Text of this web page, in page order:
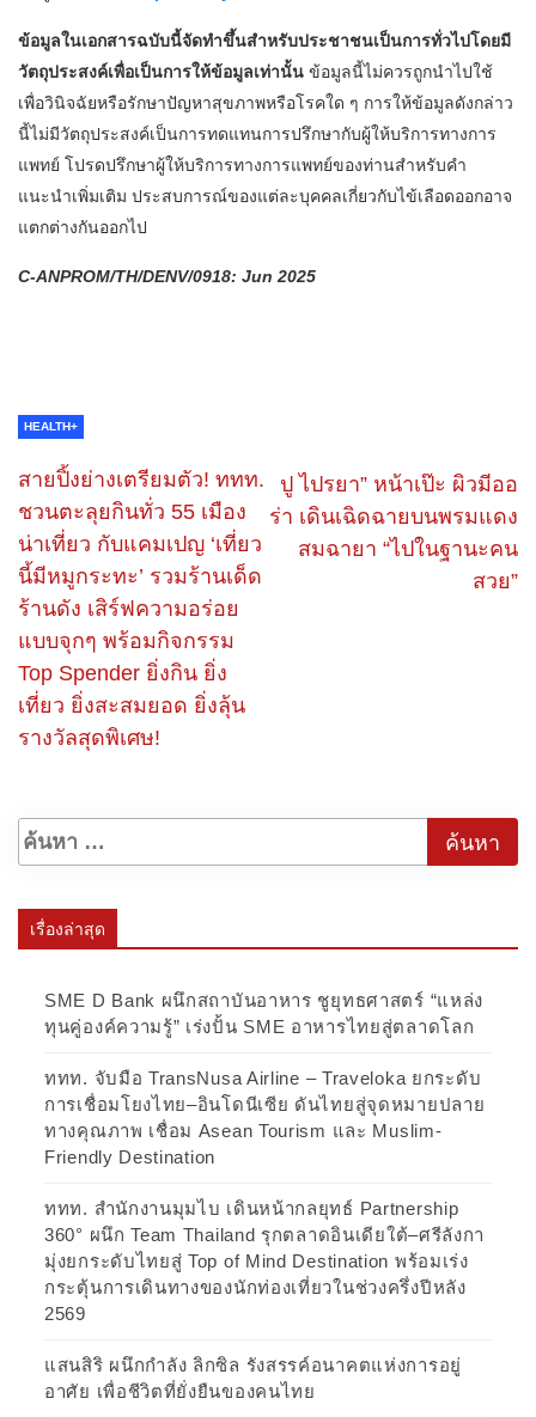
ข้อมูลในเอกสารฉบับนี้จัดทำขึ้นสำหรับประชาชนเป็นการทั่วไปโดยมี
วัตถุประสงค์เพื่อเป็นการให้ข้อมูลเท่านั้น ข้อมูลนี้ไม่ควรถูกนำไปใช้
เพื่อวินิจฉัยหรือรักษาปัญหาสุขภาพหรือโรคใด ๆ การให้ข้อมูลดังกล่าว
นี้ไม่มีวัตถุประสงค์เป็นการทดแทนการปรึกษากับผู้ให้บริการทางการ
แพทย์ โปรดปรึกษาผู้ให้บริการทางการแพทย์ของท่านสำหรับคำ
แนะนำเพิ่มเติม ประสบการณ์ของแต่ละบุคคลเกี่ยวกับไข้เลือดออกอาจ
แตกต่างกันออกไป
C-ANPROM/TH/DENV/0918: Jun 2025
HEALTH+
สายปิ้งย่างเตรียมตัว! ททท.
ชวนตะลุยกินทั่ว 55 เมือง
น่าเที่ยว กับแคมเปญ ‘เที่ยว
นี้มีหมูกระทะ’ รวมร้านเด็ด
ร้านดัง เสิร์ฟความอร่อย
แบบจุกๆ พร้อมกิจกรรม
Top Spender ยิ่งกิน ยิ่ง
เที่ยว ยิ่งสะสมยอด ยิ่งลุ้น
รางวัลสุดพิเศษ!
ปู ไปรยา” หน้าเป๊ะ ผิวมีออ
ร่า เดินเฉิดฉายบนพรมแดง
สมฉายา “ไปในฐานะคน
สวย”
เรื่องล่าสุด
SME D Bank ผนึกสถาบันอาหาร ชูยุทธศาสตร์ “แหล่ง
ทุนคู่องค์ความรู้” เร่งปั้น SME อาหารไทยสู่ตลาดโลก
ททท. จับมือ TransNusa Airline – Traveloka ยกระดับ
การเชื่อมโยงไทย–อินโดนีเซีย ดันไทยสู่จุดหมายปลาย
ทางคุณภาพ เชื่อม Asean Tourism และ Muslim-
Friendly Destination
ททท. สำนักงานมุมไบ เดินหน้ากลยุทธ์ Partnership
360° ผนึก Team Thailand รุกตลาดอินเดียใต้–ศรีลังกา
มุ่งยกระดับไทยสู่ Top of Mind Destination พร้อมเร่ง
กระตุ้นการเดินทางของนักท่องเที่ยวในช่วงครึ่งปีหลัง
2569
แสนสิริ ผนึกกำลัง ลิกซิล รังสรรค์อนาคตแห่งการอยู่
อาศัย เพื่อชีวิตที่ยั่งยืนของคนไทย